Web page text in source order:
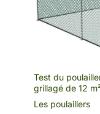
Test du
grillagé de 12
Les poulaillers